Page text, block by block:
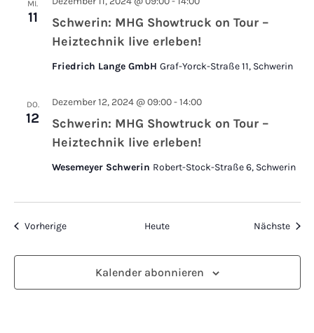
MI.
11
Schwerin: MHG Showtruck on Tour –
Heiztechnik live erleben!
Friedrich Lange GmbH Graf-Yorck-Straße 11, Schwerin
DO.
12
Schwerin: MHG Showtruck on Tour –
Heiztechnik live erleben!
Dezember 12, 2024 @ 09:00-14:00
Wesemeyer Schwerin Robert-Stock-Straße 6, Schwerin
VorherigeVeranstaltungen Heute Nächste
Kalender abonnieren